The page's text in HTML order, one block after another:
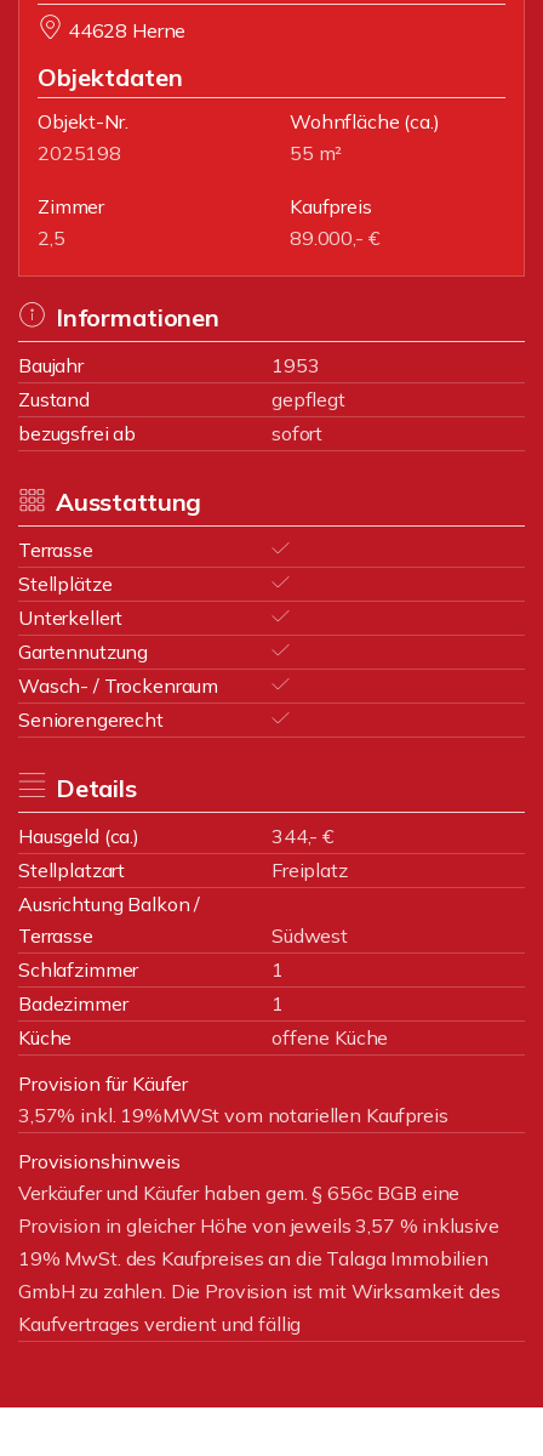
44628 Herne
Objektdaten
Objekt-Nr.
2025198
Wohnfläche (ca.)
55 m²
Zimmer
2,5
Kaufpreis
89.000,- €
Informationen
Baujahr
1953
Zustand
gepflegt
bezugsfrei ab
sofort
Ausstattung
Terrasse
Stellplätze
Unterkellert
Gartennutzung
Wasch- / Trockenraum
Seniorengerecht
Details
Hausgeld (ca.)
344,- €
Stellplatzart
Freiplatz
Ausrichtung Balkon /
Terrasse
Südwest
Schlafzimmer
1
Badezimmer
1
Küche
offene Küche
Provision für Käufer
3,57% inkl. 19%MWSt vom notariellen Kaufpreis
Provisionshinweis
Verkäufer und Käufer haben gem. § 656c BGB eine
Provision in gleicher Höhe von jeweils 3,57 % inklusive
19% MwSt. des Kaufpreises an die Talaga Immobilien
GmbH zu zahlen. Die Provision ist mit Wirksamkeit des
Kaufvertrages verdient und fällig